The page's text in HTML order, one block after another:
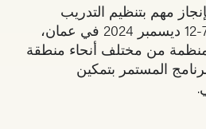
مهم بتنظيم التدريب
الإقليمي العاشر للمدربين، الذي عُقد في الفترة من 7-12 ديسمبر 2024 في عمان،
جمع هذا الحدث البارز 21 مشاركًا يمثلون 20 منظمة من مختلف أنحاء منطقة
المستمر بتمكين